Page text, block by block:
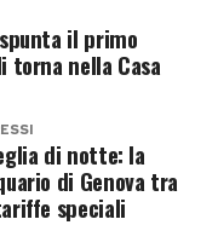
nel calcio e
giovanili,
di poter un
numerosa
il primo
torna nella Casa
di notte: la
di Genova tra
speciali